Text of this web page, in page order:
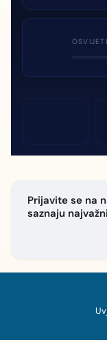
Prijavite se na
saznaju